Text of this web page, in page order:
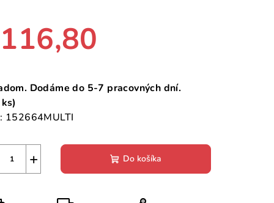
Dodáme do 5-7 pracovných dní.
152664MULTI
+ Do košíka